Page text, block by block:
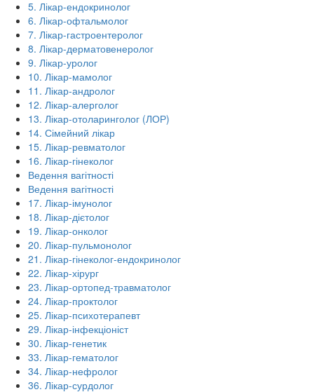
5. Лікар-ендокринолог
6. Лікар-офтальмолог
7. Лікар-гастроентеролог
8. Лікар-дерматовенеролог
9. Лікар-уролог
10. Лікар-мамолог
11. Лікар-андролог
12. Лікар-алерголог
13. Лікар-отоларинголог (ЛОР)
14. Сімейний лікар
15. Лікар-ревматолог
16. Лікар-гінеколог
Ведення вагітності
Ведення вагітності
17. Лікар-імунолог
18. Лікар-дієтолог
19. Лікар-онколог
20. Лікар-пульмонолог
21. Лікар-гінеколог-ендокринолог
22. Лікар-хірург
23. Лікар-ортопед-травматолог
24. Лікар-проктолог
25. Лікар-психотерапевт
29. Лікар-інфекціоніст
30. Лікар-генетик
33. Лікар-гематолог
34. Лікар-нефролог
36. Лікар-сурдолог